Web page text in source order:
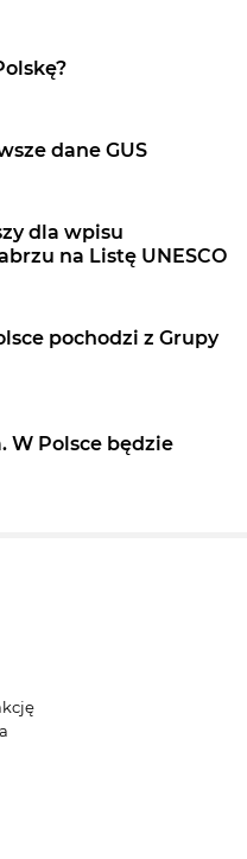
dane GUS
dla wpisu
na Listę UNESCO
pochodzi z Grupy
W Polsce będzie